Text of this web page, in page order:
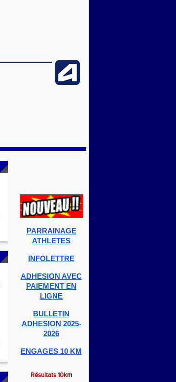
PARRAINAGE
ATHLETES
INFOLETTRE
ADHESION AVEC
PAIEMENT EN
LIGNE
BULLETIN
ADHESION 2025-
2026
ENGAGES 10 KM
Résultats 10km